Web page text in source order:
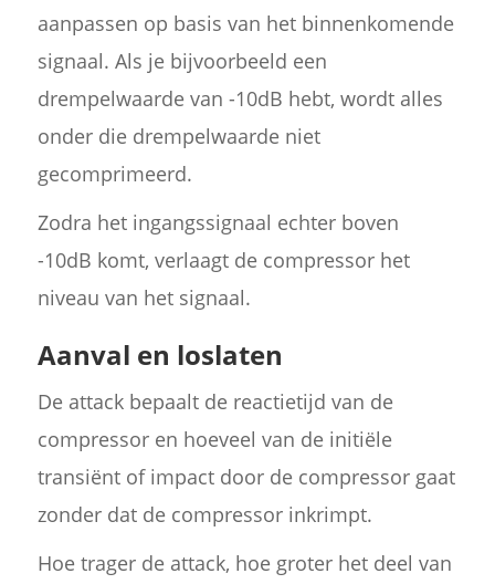
aanpassen op basis van het binnenkomende
signaal. Als je bijvoorbeeld een
drempelwaarde van -10dB hebt, wordt alles
onder die drempelwaarde niet
gecomprimeerd.
Zodra het ingangssignaal echter boven
-10dB komt, verlaagt de compressor het
niveau van het signaal.
Aanval en loslaten
De attack bepaalt de reactietijd van de
compressor en hoeveel van de initiële
transiënt of impact door de compressor gaat
zonder dat de compressor inkrimpt.
Hoe trager de attack, hoe groter het deel van